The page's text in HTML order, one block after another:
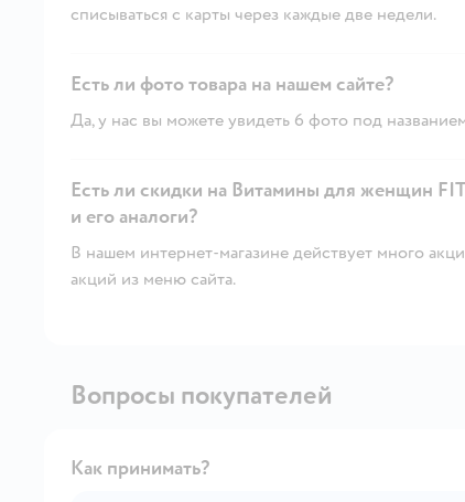
списываться с карты через каждые две недели.
Есть ли фото товара на нашем сайте?
Да, у нас вы можете увидеть 6 фото под
Есть ли скидки на Витамины для женщин
и его аналоги?
В нашем интернет-магазине действует много
акций из меню сайта.
Вопросы покупателей
Как принимать?